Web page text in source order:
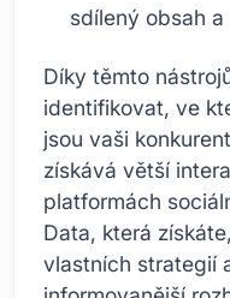
sdílený obsah
Díky těmto
identifikovat, ve
jsou vaši
získává větší
platformách
Data, která
vlastních strategií